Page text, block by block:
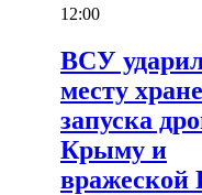
12:00
ВСУ
месту
запуска
Крыму и
вражеской